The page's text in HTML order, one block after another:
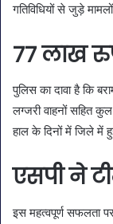
गतिविधियों से जुड़े
77 लाख
पुलिस का दावा है कि
लग्जरी वाहनों सहित
हाल के दिनों में जिले में
एसपी ने
इस महत्वपूर्ण सफलता